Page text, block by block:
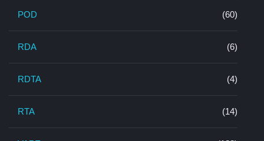
POD (60)
RDA (6)
RDTA (4)
RTA (14)